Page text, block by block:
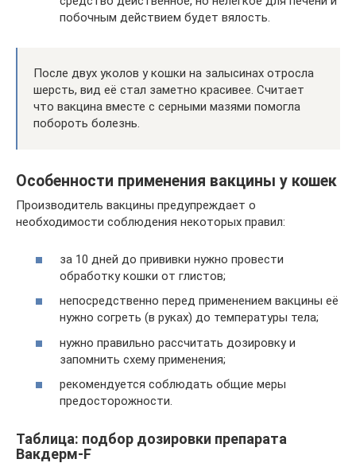
побочным действием будет вялость.
После двух уколов у кошки на залысинах отросла
шерсть, вид её стал заметно красивее. Считает
что вакцина вместе с серными мазями помогла
побороть болезнь.
Особенности применения вакцины у кошек
Производитель вакцины предупреждает о
необходимости соблюдения некоторых правил:
за 10 дней до прививки нужно провести
обработку кошки от глистов;
непосредственно перед применением вакцины её
нужно согреть (в руках) до температуры тела;
нужно правильно рассчитать дозировку и
запомнить схему применения;
рекомендуется соблюдать общие меры
предосторожности.
Таблица: подбор дозировки препарата
Вакдерм-F